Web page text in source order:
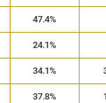
47.4%
24.1%
34.1%
37.8%